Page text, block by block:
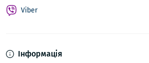
Інформація
Viber